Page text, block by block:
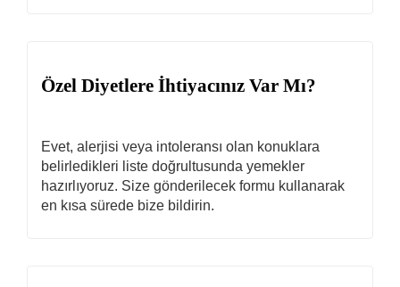
Özel Diyetlere İhtiyacınız Var Mı?
Evet, alerjisi veya intoleransı olan konuklara
belirledikleri liste doğrultusunda yemekler
hazırlıyoruz. Size gönderilecek formu kullanarak
en kısa sürede bize bildirin.